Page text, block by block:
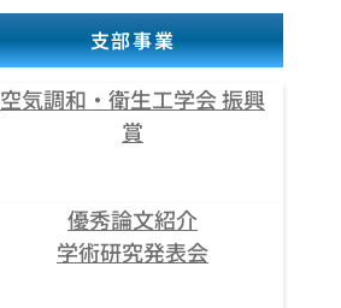
支部事業
空気調和・衛生工学会 振興
賞
優秀論文紹介
学術研究発表会